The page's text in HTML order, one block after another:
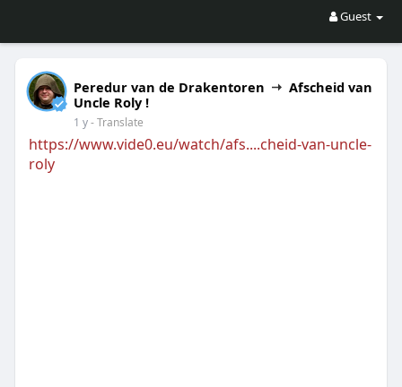
Guest
Peredur van de Drakentoren
Afscheid van
Uncle Roly !
1 y- Translate
https://www.vide0.eu/watch/afs....cheid-van-uncle-
roly